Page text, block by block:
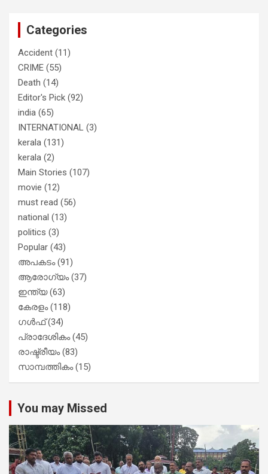
Categories
Accident (11)
CRIME (55)
Death (14)
Editor's Pick (92)
india (65)
INTERNATIONAL (3)
kerala (131)
kerala (2)
Main Stories (107)
movie (12)
must read (56)
national (13)
politics (3)
Popular (43)
അപകടം(91)
ആരോഗ്യം(37)
ഇന്ത്യ(63)
കേരളം(118)
ഗൾഫ്(34)
പ്രാദേശികം(45)
രാഷ്ട്രീയം(83)
സാമ്പത്തികം(15)
You may Missed